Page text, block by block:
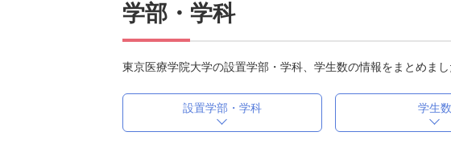
学部・学科
東京医療学院大学の設置学部・学科、学生数の情報をまとめまし
設置学部・学科 学生数